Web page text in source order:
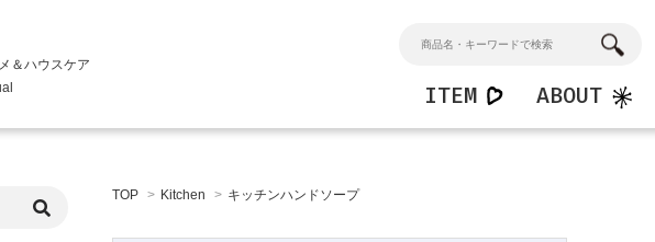
＆ハウスケア
ITEM
キッチンハンドソープ
マルチクリーナー
ABOUT
TOP > Kitchen > キッチンハンドソープ